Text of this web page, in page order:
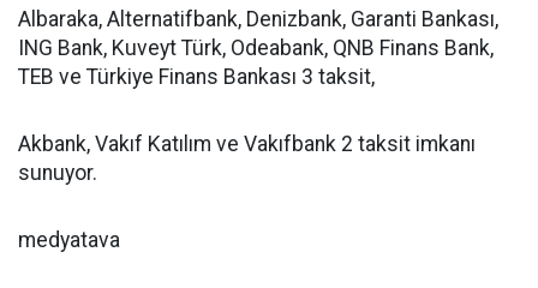
Albaraka, Alternatifbank, Denizbank, Garanti Bankası,
ING Bank, Kuveyt Türk, Odeabank, QNB Finans Bank,
TEB ve Türkiye Finans Bankası 3 taksit,
Akbank, Vakıf Katılım ve Vakıfbank 2 taksit imkanı
sunuyor.
medyatava